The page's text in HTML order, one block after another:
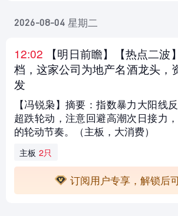
2026-08-04 星期二
12:02 【明日前瞻】【热点二波
档，这家公司为地产名酒龙头，
发
【冯锐枭】摘要：指数暴力大阳线
超跌轮动，注意回避高潮次日接力
的轮动节奏。（主板，大消费）
主板 2只
订阅用户专享，解锁后